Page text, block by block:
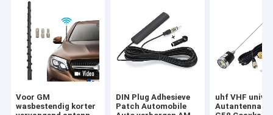
Voor GM
wasbestendig korter
DIN Plug Adhesieve
Patch Automobile
uhf VHF